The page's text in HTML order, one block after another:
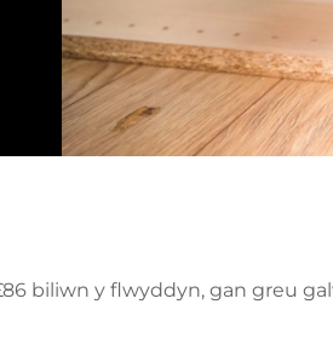
biliwn y flwyddyn, gan greu